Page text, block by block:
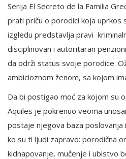
Serija El Secreto de la Familia
prati priču o porodici koja uprkos
izgledu predstavlja pravi
disciplinovan i autoritaran
da održi status svoje porodice.
ambicioznom ženom, sa kojom
Da bi postigao moć za kojom su
Aquiles je pokrenuo veoma
postaje njegova baza poslovanja
ko su ti ljudi zapravo: porodična
kidnapovanje, mučenje i ubistvo